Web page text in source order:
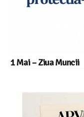
1 Mai – Ziua Muncii